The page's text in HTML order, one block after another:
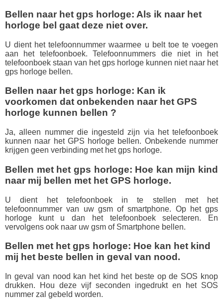
Bellen naar het gps horloge: Als ik naar het
horloge bel gaat deze niet over.
U dient het telefoonnummer waarmee u belt toe te voegen
aan het telefoonboek. Telefoonnummers die niet in het
telefoonboek staan van het gps horloge kunnen niet naar het
gps horloge bellen.
Bellen naar het gps horloge: Kan ik
voorkomen dat onbekenden naar het GPS
horloge kunnen bellen ?
Ja, alleen nummer die ingesteld zijn via het telefoonboek
kunnen naar het GPS horloge bellen. Onbekende nummer
krijgen geen verbinding met het gps horloge.
Bellen met het gps horloge: Hoe kan mijn kind
naar mij bellen met het GPS horloge.
U dient het telefoonboek in te stellen met het
telefoonnummer van uw gsm of smartphone. Op het gps
horloge kunt u dan het telefoonboek selecteren. En
vervolgens ook naar uw gsm of Smartphone bellen.
Bellen met het gps horloge: Hoe kan het kind
mij het beste bellen in geval van nood.
In geval van nood kan het kind het beste op de SOS knop
drukken. Hou deze vijf seconden ingedrukt en het SOS
nummer zal gebeld worden.